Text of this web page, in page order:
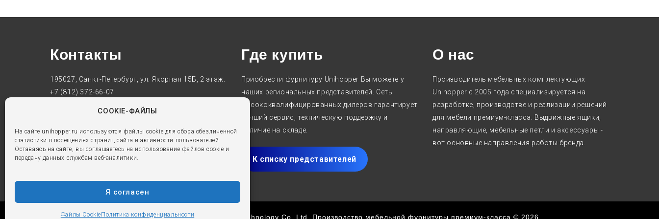
COOKIE-ФАЙЛЫ
На сайте unihopper.ru используются файлы cookie для сбора обезличенной
статистики о посещениях страниц сайта и активности пользователей.
Оставаясь на сайте, вы соглашаетесь на использование файлов cookie и
передачу данных службам веб-аналитики.
Я согласен
Файлы Cookie Политика конфиденциальности
Контакты
195027, Санкт-Петербург, ул. Якорная 15Б, 2 этаж.
+7 (812) 372-66-07
Политика конфиденциальности
Сбор файлов cookie
Где купить
Приобрести фурнитуру Unihopper Вы можете у
наших региональных представителей. Сеть
высококвалифицированных дилеров гарантирует
лучший сервис, техническую поддержку и
наличие на складе.
К списку представителей
О нас
Производитель мебельных комплектующих
Unihopper с 2005 года специализируется на
разработке, производстве и реализации решений
для мебели премиум-класса. Выдвижные ящики,
направляющие, мебельные петли и аксессуары -
вот основные направления работы бренда.
Guangdong Unihopper Precision Technology Co. Ltd. Производство мебельной фурнитуры премиум-класса © 2026